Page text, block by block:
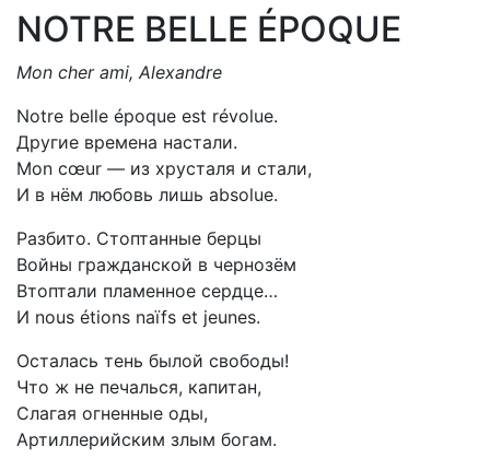
NOTRE BELLE ÉPOQUE
Mon cher ami, Alexandre
Notre belle époque est révolue.
Другие времена настали.
Mon cœur — из хрусталя и стали,
И в нём любовь лишь аbsolue.
Разбито. Стоптанные берцы
Войны гражданской в чернозём
Втоптали пламенное сердце…
И nous étions naïfs et jeunes.
Осталась тень былой свободы!
Что ж не печалься, капитан,
Слагая огненные оды,
Артиллерийским злым богам.